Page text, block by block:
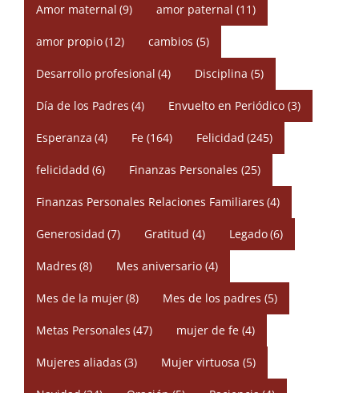
Amor maternal (9) amor paternal (11)
amor propio(12) cambios (5)
Desarrollo profesional (4) Disciplina (5)
Día de los Padres (4) Envuelto en Periódico (3)
Esperanza (4) Fe (164) Felicidad (245)
felicidadd (6) Finanzas Personales (25)
Finanzas Personales Relaciones Familiares (4)
Generosidad (7) Gratitud (4) Legado(6)
Madres (8) Mes aniversario (4)
Mes de la mujer(8) Mes de los padres (5)
Metas Personales (47) mujer de fe (4)
Mujeres aliadas (3) Mujer virtuosa (5)